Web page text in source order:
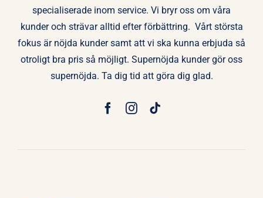
specialiserade inom service. Vi bryr oss om våra
kunder och strävar alltid efter förbättring. Vårt största
fokus är nöjda kunder samt att vi ska kunna erbjuda så
otroligt bra pris så möjligt. Supernöjda kunder gör oss
supernöjda. Ta dig tid att göra dig glad.